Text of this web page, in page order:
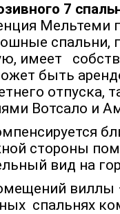
7
Мельтеми
спальни,
имеет
быть
отпуска,
Вотсало и
стороны
вид на
спальнях